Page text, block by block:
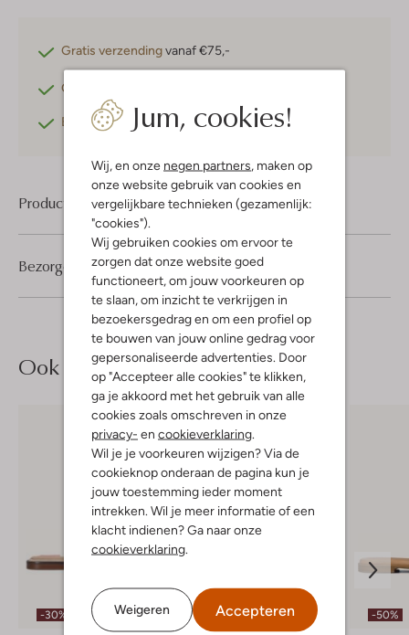
Jum, cookies!
Wij, en onze negen partners , maken op
onze website gebruik van cookies en
vergelijkbare technieken (gezamenlijk:
"cookies").
Wij gebruiken cookies om ervoor te
zorgen dat onze website goed
functioneert, om jouw voorkeuren op
te slaan, om inzicht te verkrijgen in
bezoekersgedrag en om een profiel op
te bouwen van jouw online gedrag voor
gepersonaliseerde advertenties. Door
op "Accepteer alle cookies" te klikken,
ga je akkoord met het gebruik van alle
cookies zoals omschreven in onze
privacy- en cookieverklaring
Wil je je voorkeuren wijzigen? Via de
cookieknop onderaan de pagina kun je
jouw toestemming ieder moment
intrekken. Wil je meer informatie of een
klacht indienen? Ga naar onze
cookieverklaring
Weigeren Accepteren
Gratis verzendingvanaf €75,-
Gratis retourneren
Betaal achterafmet Klarna
Product informatie
Bezorgen & retourneren
Ook iets voor jou?
-30% -30% -50%